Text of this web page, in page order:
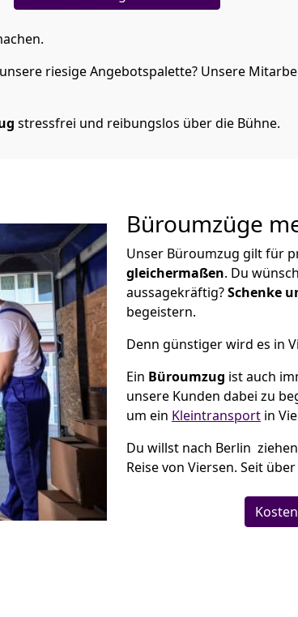
riesige Angebotspalette? Unsere
stressfrei und reibungslos über die Bühne.
Büroumzüge
Unser Büroumzug gilt für
gleichermaßen. Du
aussagekräftig?Schenke
begeistern.
Denn günstiger wird es in
Ein Büroumzug ist auch
unsere Kunden dabei zu
um ein Kleintransport in
Du willst nach Berlin
Reise von Viersen. Seit